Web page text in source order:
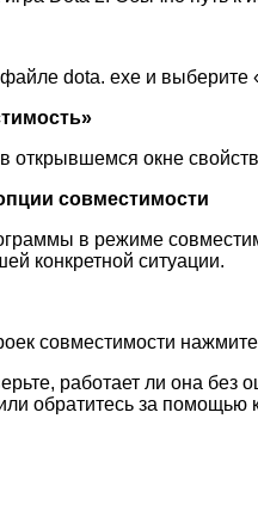
dota. exe и выберите
открывшемся окне
совместимости
в режиме
конкретной ситуации.
совместимости
работает ли она
обратитесь за помощью